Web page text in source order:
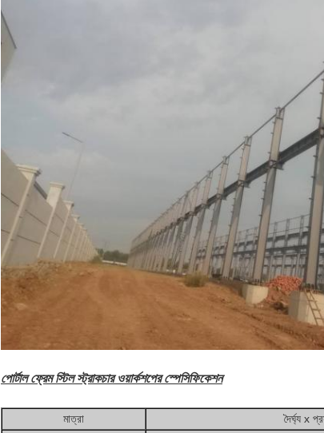
পোর্টাল ফ্রেম স্টিল স্ট্রাকচার ওয়ার্কশপের স্পেসিফিকেশন
মাত্রা
দৈর্ঘ্য x